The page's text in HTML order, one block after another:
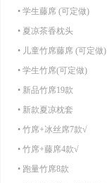
• 学生藤席 (可定做)
• 夏凉茶香枕头
• 儿童竹席藤席 (可定做)
• 学生竹席(可定做)
• 新品竹席19款
• 新款夏凉枕套
• 竹席+冰丝席7款√
• 竹席+藤席4款√
• 跑量竹席8款